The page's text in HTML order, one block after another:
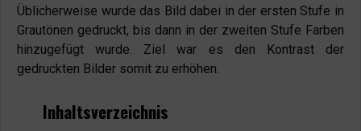
Üblicherweise wurde das Bild dabei in der ersten Stufe in
Grautönen gedruckt, bis dann in der zweiten Stufe Farben
hinzugefügt wurde. Ziel war es den Kontrast der
gedruckten Bilder somit zu erhöhen.
Inhaltsverzeichnis